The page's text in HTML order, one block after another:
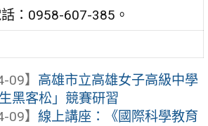
：0958-607-385。
09】 高雄市立高雄女子高級中學
黑客松」競賽研習
09】 線上講座：《國際科學教育